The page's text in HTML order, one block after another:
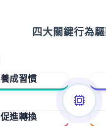
四大關鍵行為
養成習慣
促進轉換